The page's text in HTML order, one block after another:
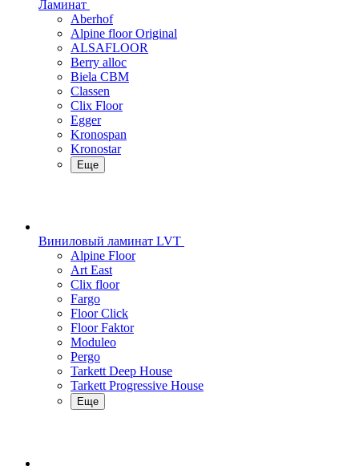
Ламинат
Aberhof
Alpine floor Original
ALSAFLOOR
Berry alloc
Biela CBM
Classen
Clix Floor
Egger
Kronospan
Kronostar
Еще
Виниловый ламинат LVT
Alpine Floor
Art East
Clix floor
Fargo
Floor Click
Floor Faktor
Moduleo
Pergo
Tarkett Deep House
Tarkett Progressive House
Еще